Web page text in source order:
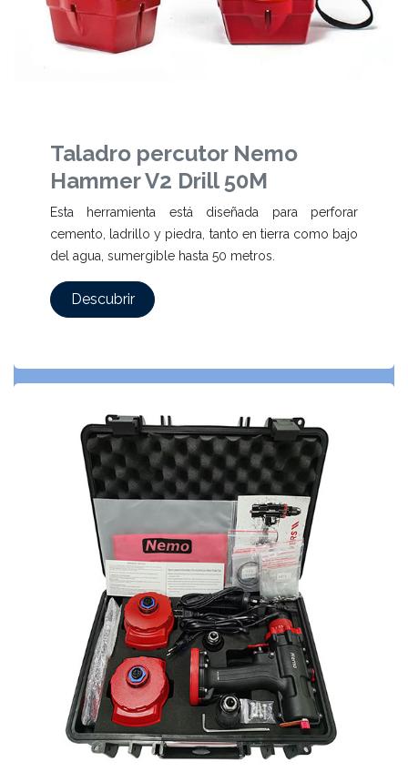
Taladro percutor Nemo
Hammer V2 Drill 50M
Esta herramienta está diseñada para perforar
cemento, ladrillo y piedra, tanto en tierra como bajo
del agua, sumergible hasta 50 metros.
Descubrir